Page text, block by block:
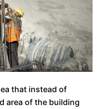
that instead of
area of ​​the building